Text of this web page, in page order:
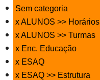
Sem categoria
x ALUNOS >> Horários
x ALUNOS >> Turmas
x Enc. Educação
x ESAQ
x ESAQ >> Estrutura